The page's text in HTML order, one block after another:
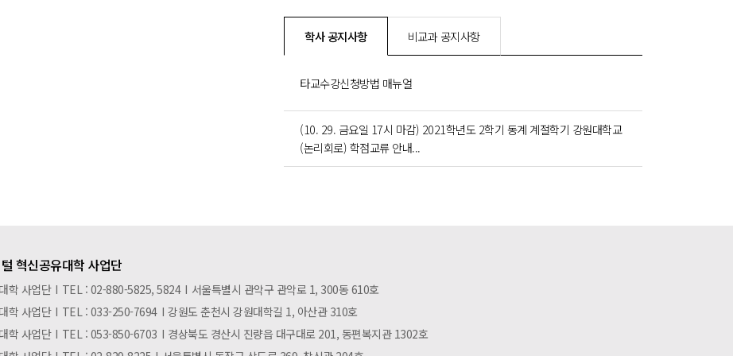
학사 공지사항 비교과 공지사항
타교수강신청방법 매뉴얼
(10. 29. 금요일 17시 마감) 2021학년도 2학기 동계 계절학기 강원대학교
(논리회로) 학점교류 안내...
혁신공유대학 사업단
학 사업단 I TEL : 02-880-5825, 5824 I 서울특별시 관악구 관악로 1, 300동 610호
학 사업단 I TEL : 033-250-7694 I 강원도 춘천시 강원대학길 1, 아산관 310호
학 사업단 I TEL : 053-850-6703 I 경상북도 경산시 진량읍 대구대로 201, 동편복지관 1302호